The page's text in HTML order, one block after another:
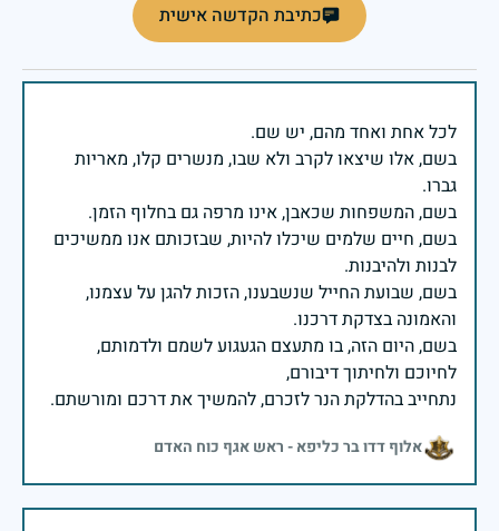
כתיבת הקדשה אישית
בשם, אלו שיצאו לקרב ולא שבו, מנשרים קלו, מאריות
בשם, חיים שלמים שיכלו להיות, שבזכותם אנו ממשיכים
בשם, שבועת החייל שנשבענו, הזכות להגן על עצמנו,
בשם, היום הזה, בו מתעצם הגעגוע לשמם ולדמותם,
נתחייב בהדלקת הנר לזכרם, להמשיך את דרכם ומורשתם.
אלוף דדו בר כליפא - ראש אגף כוח האדם